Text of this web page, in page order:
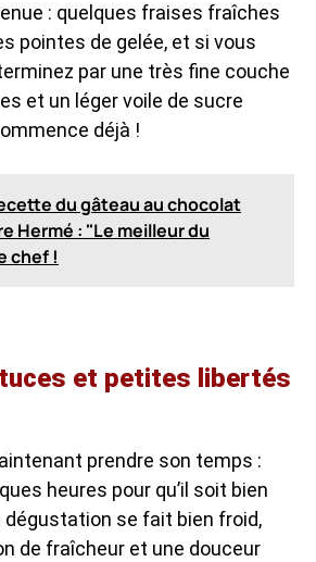
: quelques fraises fraîches
pointes de gelée, et si vous
par une très fine couche
et un léger voile de sucre
déjà !
du gâteau au chocolat
Hermé : "Le meilleur du
chef !
et petites libertés
prendre son temps :
heures pour qu’il soit bien
se fait bien froid,
de fraîcheur et une douceur